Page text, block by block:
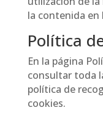
la contenida en
Política
En la página
consultar toda
política de
cookies.